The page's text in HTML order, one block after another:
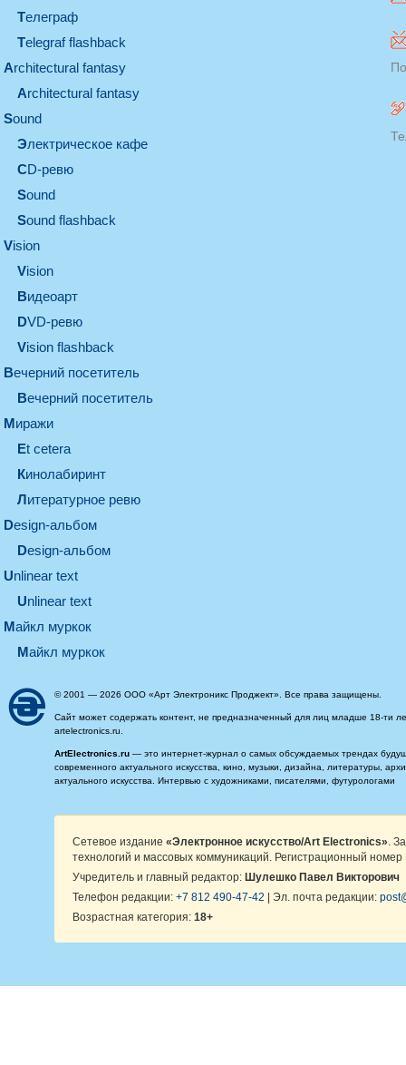
телеграф
Telegraf flashback
architectural fantasy
architectural fantasy
sound
электрическое кафе
CD-ревю
sound
Sound flashback
vision
vision
видеоарт
DVD-ревю
Vision flashback
вечерний посетитель
вечерний посетитель
миражи
et cetera
кинолабиринт
литературное ревю
design-альбом
design-альбом
unlinear text
Unlinear text
майкл муркок
майкл муркок
© 2001 — 2026 ООО «Арт Электроникс Проджект». Все права защищены.
Сайт может содержать контент, не предназначенный для лиц младше 18-ти
artelectronics.ru.
ArtElectronics.ru — это интернет-журнал о самых обсуждаемых трендах
современного актуального искусства, кино, музыки, дизайна, литературы,
актуального искусства. Интервью с художниками, писателями, футурологами
Сетевое издание «Электронное искусство/Art Electronics» .
технологий и массовых коммуникаций. Регистрационный
Учредитель и главный редактор: Шулешко Павел Викторович
Телефон редакции: +7 812 490-47-42 | Эл. почта редакции:
Возрастная категория: 18+